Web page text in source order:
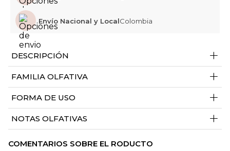
Envío Nacional y LocalColombia
DESCRIPCIÓN +
FAMILIA OLFATIVA +
FORMA DE USO +
NOTAS OLFATIVAS +
COMENTARIOS SOBRE EL RODUCTO